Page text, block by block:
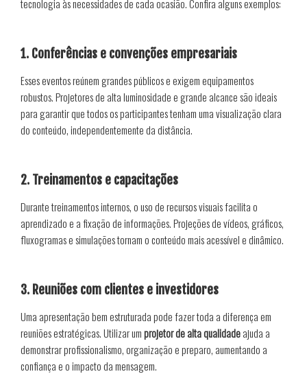
tecnologia às necessidades de cada ocasião. Confira alguns exemplos:
1. Conferências e convenções empresariais
Esses eventos reúnem grandes públicos e exigem equipamentos
robustos. Projetores de alta luminosidade e grande alcance são ideais
para garantir que todos os participantes tenham uma visualização clara
do conteúdo, independentemente da distância.
2. Treinamentos e capacitações
Durante treinamentos internos, o uso de recursos visuais facilita o
aprendizado e a fixação de informações. Projeções de vídeos, gráficos,
fluxogramas e simulações tornam o conteúdo mais acessível e dinâmico.
3. Reuniões com clientes e investidores
Uma apresentação bem estruturada pode fazer toda a diferença em
reuniões estratégicas. Utilizar umprojetor de alta qualidadeajuda a
demonstrar profissionalismo, organização e preparo, aumentando a
confiança e o impacto da mensagem.